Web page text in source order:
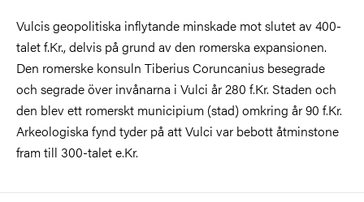
Vulcis geopolitiska inflytande minskade mot slutet av 400-
talet f.Kr., delvis på grund av den romerska expansionen.
Den romerske konsuln Tiberius Coruncanius besegrade
och segrade över invånarna i Vulci år 280 f.Kr. Staden och
den blev ett romerskt municipium (stad)omkring år 90 f.Kr.
Arkeologiska fynd tyder på att Vulci var bebott åtminstone
fram till 300-talet e.Kr.